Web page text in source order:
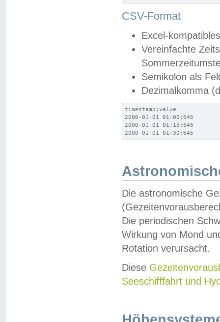
CSV-Format
Excel-
Vereinfachte
Semikolon als
Dezimalkomma
timestamp;value
2000-01-01 01:00;646
2000-01-01 01:15;646
2000-01-01 01:30;645
Die astronomische
Die periodischen
Wirkung von Mond
Rotation verursacht.
Diese
Seeschifffahrt und